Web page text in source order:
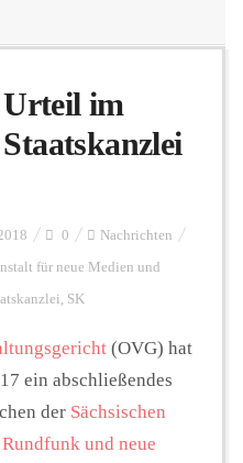
Beiträge
im
0 Nachrichten
für neue Medien und
, SK
(OVG) hat
ein abschließendes
der Sächsischen
und neue